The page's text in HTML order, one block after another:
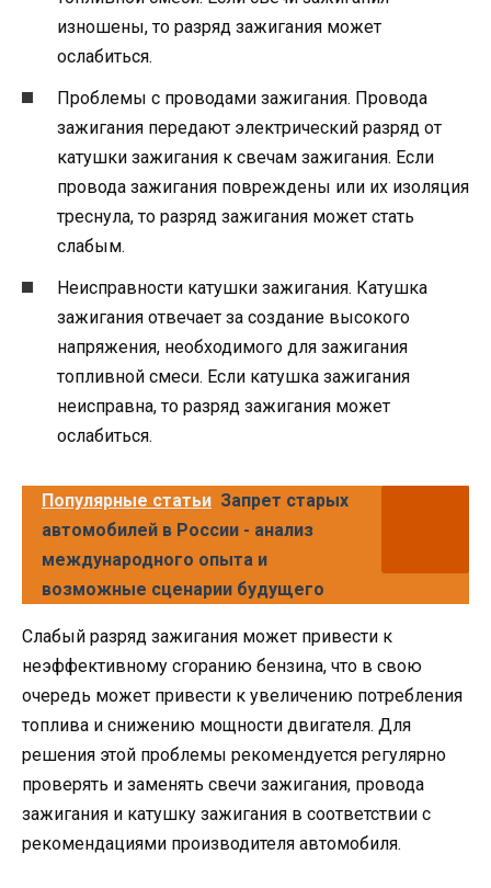
изношены, то разряд зажигания может
ослабиться.
Проблемы с проводами зажигания. Провода
зажигания передают электрический разряд от
катушки зажигания к свечам зажигания. Если
провода зажигания повреждены или их изоляция
треснула, то разряд зажигания может стать
слабым.
Неисправности катушки зажигания. Катушка
зажигания отвечает за создание высокого
напряжения, необходимого для зажигания
топливной смеси. Если катушка зажигания
неисправна, то разряд зажигания может
ослабиться.
Популярные статьи Запрет старых
автомобилей в России - анализ
международного опыта и
возможные сценарии будущего
Слабый разряд зажигания может привести к
неэффективному сгоранию бензина, что в свою
очередь может привести к увеличению потребления
топлива и снижению мощности двигателя. Для
решения этой проблемы рекомендуется регулярно
проверять и заменять свечи зажигания, провода
зажигания и катушку зажигания в соответствии с
рекомендациями производителя автомобиля.